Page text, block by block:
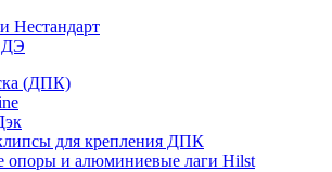
Нестандарт
ДЭ
(ДПК)
для крепления ДПК
опоры и алюминиевые лаги Hilst